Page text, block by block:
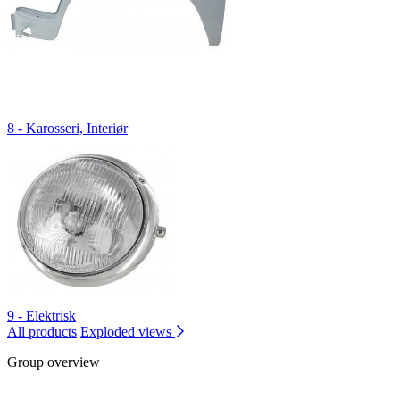
8 - Karosseri, Interiør
9 - Elektrisk
All products Exploded views
Group overview